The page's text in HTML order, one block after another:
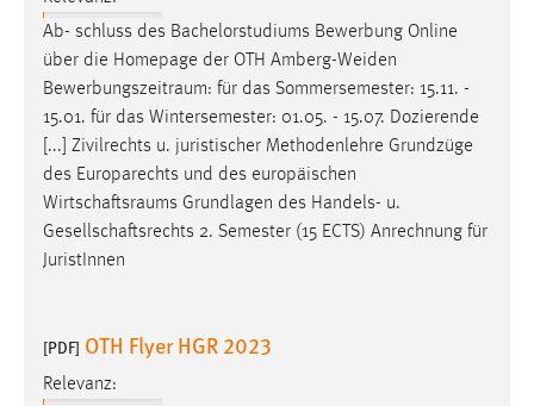
Ab- schluss des Bachelorstudiums Bewerbung Online
über die Homepage der OTH Amberg-Weiden
Bewerbungszeitraum: für das Sommersemester: 15.11. -
15.01. für das Wintersemester: 01.05. - 15.07. Dozierende
[...] Zivilrechts u. juristischer Methodenlehre Grundzüge
des Europarechts und des europäischen
Wirtschaftsraums Grundlagen des Handels- u.
Gesellschaftsrechts 2. Semester (15 ECTS) Anrechnung für
JuristInnen
[PDF] OTH Flyer HGR 2023
Relevanz:
Login
Name:
fe_user, be_user, be_lastLoginProvider
Zweck:
Dieser Cookie ist notwendig um sich an der Website
einloggen zu können.
Cookie Laufzeit:
24 Stunden
STATISTIK
Statistik Cookies erfassen Informationen anonym.